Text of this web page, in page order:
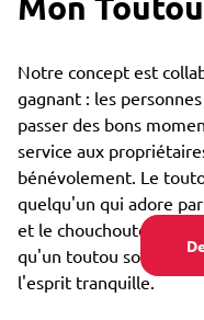
Notre concept est
gagnant : les
passer des bons
service aux
bénévolement. Le
quelqu'un qui adore
et le chouchouter.
qu'un toutou soit
l'esprit tranquille.